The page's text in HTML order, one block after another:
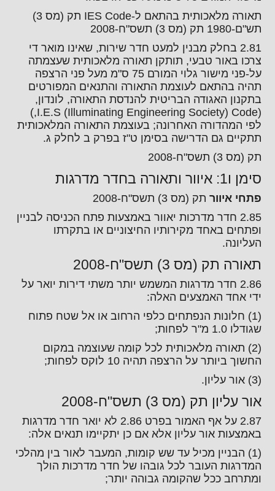
תאורה מלאכותית בהתאם ל-IES Code תק (מס 3)
תש"ם-1980 תק (מס 3) תשס"ח-2008
2.81 בחלק מבנין למעט חדר שירות, שאינו מואר די
צרכו באור טבעי, תותקן תאורה מלאכותית שעצמתה
על-פני מישור גלוי המורם 75 ס"מ מעל פני הרצפה
תהיה בהתאם לעוצמת התאורה והתנאים המפורטים
בתקנון האגודה הבריטית להנדסת התאורה, לונדון,
(I.E.S (Illuminating Engineering Society) Code,)
לפי המהדורה האחרונה; בעוצמת התאורה המלאכותית
תתקיים גם הדרישה בסימן ט"ז בפרק ב לחלק ג.
תק (מס 3) תשס"ח-2008
סימן ו1: איוור ותאורה בחדר מדרגות
פתחי איוור תק (מס 3) תשס"ח-2008
2.85 חדר מדרכות יאוור באמצעות פתח הכניסה לבניין
ופתחים באחד מקירותיו החיצוניים או בתקרתו
העליונה.
תאורה תק (מס 3) תשס"ח-2008
2.86 חדר מדרגות המשמש יותר משתי דירות יואר על
ידי אחד האמצעים האלה:
(1) חלונות הנפתחים כלפי הרחוב או אל שטח פתוח
שגודלו 1.0 מ"ר לפחות;
(2) תאורה מלאכותית לכל קומה שעוצמה במקום
החשוך ביותר על הרצפה תהיה 10 לוקס לפחות;
(3) אור עליון.
אור עליון תק (מס 3) תשס"ח-2008
2.87 על אף האמור בפרט 2.86 לא יואר חדר מדרגות
באמצעות אור עליון אלא אם כן יתקיימו תנאים אלה:
(1) הבניין מכיל עד שש קומות, המעבר לאור בין מהלכי
המדרגות העובר לכל גובהו של חדר מדרכות הולך
ומתרחב ככל שהקומה גבוהה יותר;